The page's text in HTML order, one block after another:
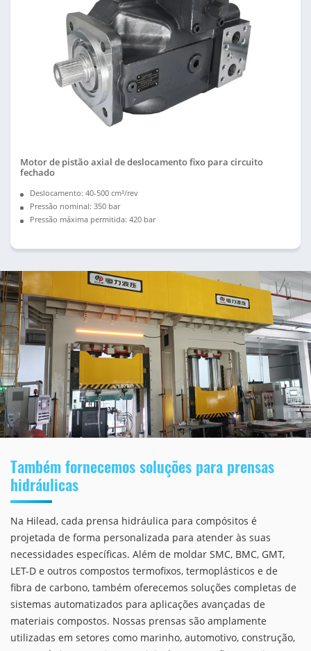
Motor de pistão axial de deslocamento fixo para circuito
fechado
Deslocamento: 40-500 cm³/rev
Pressão nominal: 350 bar
Pressão máxima permitida: 420 bar
Também fornecemos soluções para prensas
hidráulicas
Na Hilead, cada prensa hidráulica para compósitos é
projetada de forma personalizada para atender às suas
necessidades específicas. Além de moldar SMC, BMC, GMT,
LET-D e outros compostos termofixos, termoplásticos e de
fibra de carbono, também oferecemos soluções completas de
sistemas automatizados para aplicações avançadas de
materiais compostos. Nossas prensas são amplamente
utilizadas em setores como marinho, automotivo, construção,